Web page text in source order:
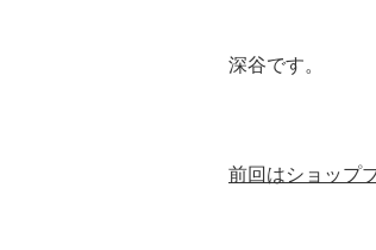
深谷です。
前回はショップ